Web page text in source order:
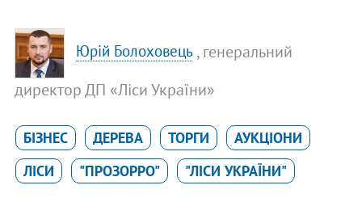
Юрій Болоховець , генеральний
директор ДП «Ліси України»
БІЗНЕС ДЕРЕВА ТОРГИ
АУКЦІОНИ
ЛІСИ
"ПРОЗОРРО" "ЛІСИ УКРАЇНИ"